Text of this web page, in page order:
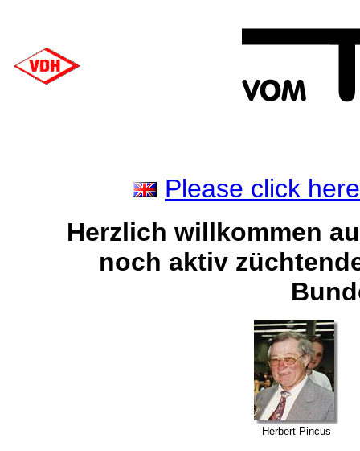
Please click
Herzlich willkommen
noch aktiv
Herbert Pincus